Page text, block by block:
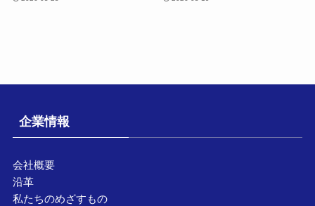
企業情報
会社概要
沿革
私たちのめざすもの